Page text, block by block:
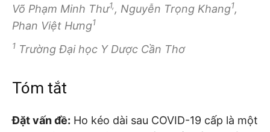
Võ Phạm Minh Thư1,, Nguyễn Trọng Khang1,
Phan Việt Hưng1
1 Trường Đại học Y Dược Cần Thơ
Tóm tắt
Đặt vấn đề: Ho kéo dài sau COVID-19 cấp là một